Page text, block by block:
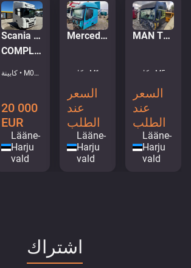
Scania CR20H
COMPLETE CABIN WITH ELECTRONICS
كابينة • M015-0998
20 000
EUR
Lääne-
Harju
vald
Mercedes-Benz Actros MP4 cabin
السعر
عند
الطلب
Lääne-
Harju
vald
MAN TGX 28.480 6X2 CAB
السعر
عند
الطلب
Lääne-
Harju
vald
اشتراك